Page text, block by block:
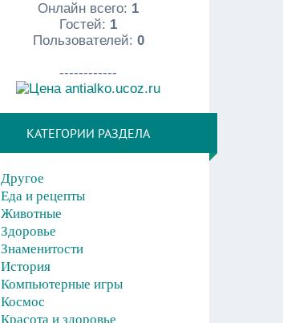
Онлайн всего: 1
Гостей: 1
Пользователей: 0
------------
КАТЕГОРИИ РАЗДЕЛА
Другое
Еда и рецепты
Животные
Здоровье
Знаменитости
История
Компьютерные игры
Космос
Красота и здоровье